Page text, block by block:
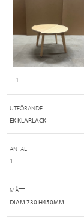
1
UTFÖRANDE
EK KLARLACK
ANTAL
1
MÅTT
DIAM 730 H450MM